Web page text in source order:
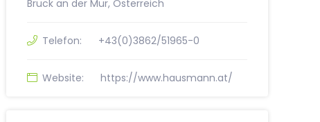
Bruck an der Mur, Österreich
Telefon: +43(0)3862/51965-0
Website: https://www.hausmann.at/